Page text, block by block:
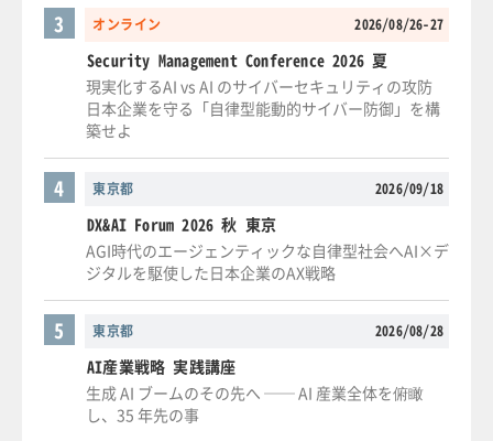
オンライン 2026/08/26-27
3
Security Management Conference 2026 夏
現実化するAI vs AI のサイバーセキュリティの攻防
日本企業を守る「自律型能動的サイバー防御」を構
築せよ
東京都 2026/09/18
4
DX&AI Forum 2026 秋 東京
AGI時代のエージェンティックな自律型社会へAI×デ
ジタルを駆使した日本企業のAX戦略
東京都 2026/08/28
5
AI産業戦略 実践講座
生成 AI ブームのその先へ ── AI 産業全体を俯瞰
し、35 年先の事